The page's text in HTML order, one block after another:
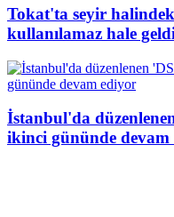
Tokat'ta seyir
kullanılamaz hale geldi
İstanbul'da
ikinci gününde devam